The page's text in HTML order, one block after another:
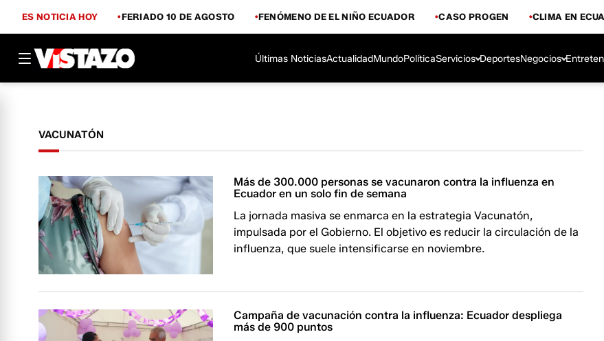
ES NOTICIA HOY FERIADO 10 DE AGOSTO FENÓMENO DE EL NIÑO ECUADOR CASO PROGEN CLIMA EN
Últimas NoticiasActualidadMundoPolíticaServicios DeportesNegocios
VACUNATÓN
Más de 300.000 personas se vacunaron contra la influenza en
Ecuador en un solo fin de semana
La jornada masiva se enmarca en la estrategia Vacunatón,
impulsada por el Gobierno. El objetivo es reducir la circulación de la
influenza, que suele intensificarse en noviembre.
Campaña de vacunación contra la influenza: Ecuador despliega
más de 900 puntos